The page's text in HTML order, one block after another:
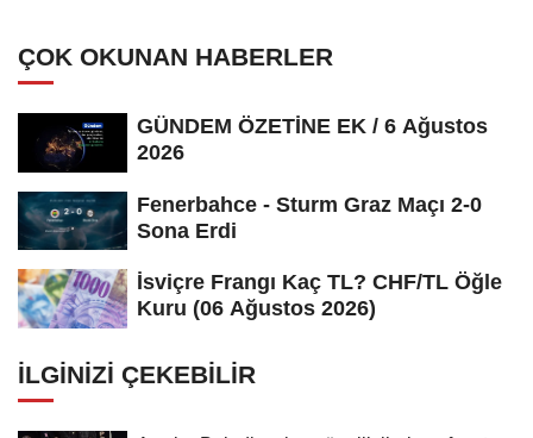
ÇOK OKUNAN HABERLER
GÜNDEM ÖZETİNE EK / 6 Ağustos
2026
Fenerbahce - Sturm Graz Maçı 2-0
Sona Erdi
İsviçre Frangı Kaç TL? CHF/TL Öğle
Kuru (06 Ağustos 2026)
İLGINIZI ÇEKEBILIR